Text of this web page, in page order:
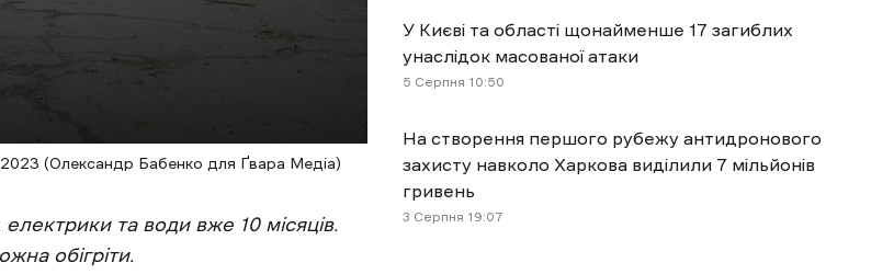
2023 (Олександр Бабенко для Ґвара Медіа)
та води вже 10 місяців.
обігріти.
У Києві та області щонайменше 17 загиблих
унаслідок масованої атаки
5 Cерпня 10:50
На створення першого рубежу антидронового
захисту навколо Харкова виділили 7 мільйонів
гривень
3 Cерпня 19:07